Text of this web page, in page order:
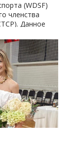
(WDSF)
членства
Данное